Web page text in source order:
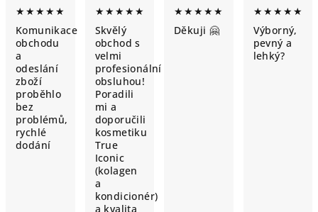
★★★★★
Komunikace
obchodu
a
odeslání
zboží
proběhlo
bez
problémů,
rychlé
dodání
★★★★★
Skvělý
obchod s
velmi
profesionální
obsluhou!
Poradili
mi a
doporučili
kosmetiku
True
Iconic
(kolagen
a
kondicionér)
a kvalita
★★★★★
Děkuji 🤗
★★★★★
Výborný,
pevný a
lehký?